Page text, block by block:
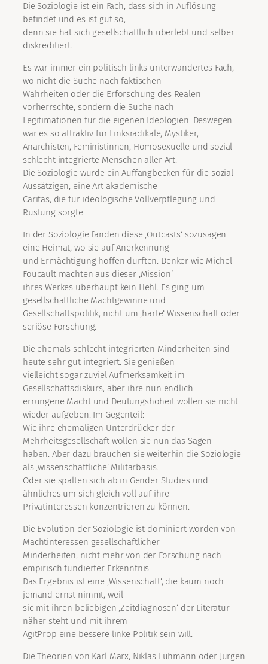
Die Soziologie ist ein Fach, dass sich in Auflösung
befindet und es ist gut so,
denn sie hat sich gesellschaftlich überlebt und selber
diskreditiert.
Es war immer ein politisch links unterwandertes Fach,
wo nicht die Suche nach faktischen
Wahrheiten oder die Erforschung des Realen
vorherrschte, sondern die Suche nach
Legitimationen für die eigenen Ideologien. Deswegen
war es so attraktiv für Linksradikale, Mystiker,
Anarchisten, Feministinnen, Homosexuelle und sozial
schlecht integrierte Menschen aller Art:
Die Soziologie wurde ein Auffangbecken für die sozial
Aussätzigen, eine Art akademische
Caritas, die für ideologische Vollverpflegung und
Rüstung sorgte.
In der Soziologie fanden diese ‚Outcasts‘ sozusagen
eine Heimat, wo sie auf Anerkennung
und Ermächtigung hoffen durften. Denker wie Michel
Foucault machten aus dieser ‚Mission‘
ihres Werkes überhaupt kein Hehl. Es ging um
gesellschaftliche Machtgewinne und
Gesellschaftspolitik, nicht um ‚harte‘ Wissenschaft oder
seriöse Forschung.
Die ehemals schlecht integrierten Minderheiten sind
heute sehr gut integriert. Sie genießen
vielleicht sogar zuviel Aufmerksamkeit im
Gesellschaftsdiskurs, aber ihre nun endlich
errungene Macht und Deutungshoheit wollen sie nicht
wieder aufgeben. Im Gegenteil:
Wie ihre ehemaligen Unterdrücker der
Mehrheitsgesellschaft wollen sie nun das Sagen
haben. Aber dazu brauchen sie weiterhin die Soziologie
als ‚wissenschaftliche‘ Militärbasis.
Oder sie spalten sich ab in Gender Studies und
ähnliches um sich gleich voll auf ihre
Privatinteressen konzentrieren zu können.
Die Evolution der Soziologie ist dominiert worden von
Machtinteressen gesellschaftlicher
Minderheiten, nicht mehr von der Forschung nach
empirisch fundierter Erkenntnis.
Das Ergebnis ist eine ‚Wissenschaft‘, die kaum noch
jemand ernst nimmt, weil
sie mit ihren beliebigen ‚Zeitdiagnosen‘ der Literatur
näher steht und mit ihrem
AgitProp eine bessere linke Politik sein will.
Die Theorien von Karl Marx, Niklas Luhmann oder Jürgen